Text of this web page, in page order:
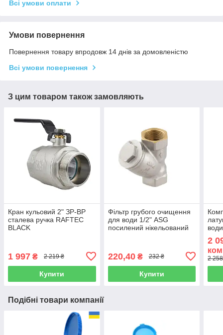
Всі умови оплати
Умови повернення
Повернення товару впродовж 14 днів за домовленістю
Всі умови повернення
З цим товаром також замовляють
Кран кульовий 2" ЗР-ВР
сталева ручка RAFTEC
BLACK
1 997 ₴ 2 219 ₴
Купити
Фільтр грубого очищення
для води 1/2" ASG
посилений нікельований
220,40₴ 232 ₴
Купити
2
2
Подібні товари компанії